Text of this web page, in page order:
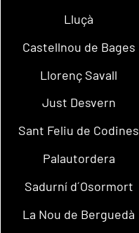
Lluçà
Castellnou de Bages
Llorenç Savall
Just Desvern
Sant Feliu de Codines
Palautordera
Sadurní d´Osormort
La Nou de Berguedà